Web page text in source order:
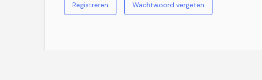
Registreren Wachtwoord vergeten